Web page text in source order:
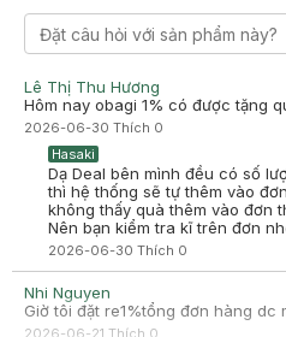
2025-10-05
Mình mới mua dùng được 2 lần
bill luôn nha
Lh 0972800017
Hasaki -2025-10-05
Hasaki xin chào! Hasaki cảm
đánh giá. Sự hài lòng của
Hasaki ngày càng phát triển
Cảm ơn bạn đã tin tưởng và
Lê Thị Thu Hương
Hôm nay obagi 1% có được tặng
2026-06-30 Thích 0
Hasaki
Dạ Deal bên mình đều có số
thì hệ thống sẽ tự thêm vào
không thấy quà thêm vào đơn
Nên bạn kiểm tra kĩ trên đơn
2026-06-30 Thích 0
Nhi Nguyen
Giờ tôi đặt re1%tổng đơn hàng dc
2026-06-21 Thích 0